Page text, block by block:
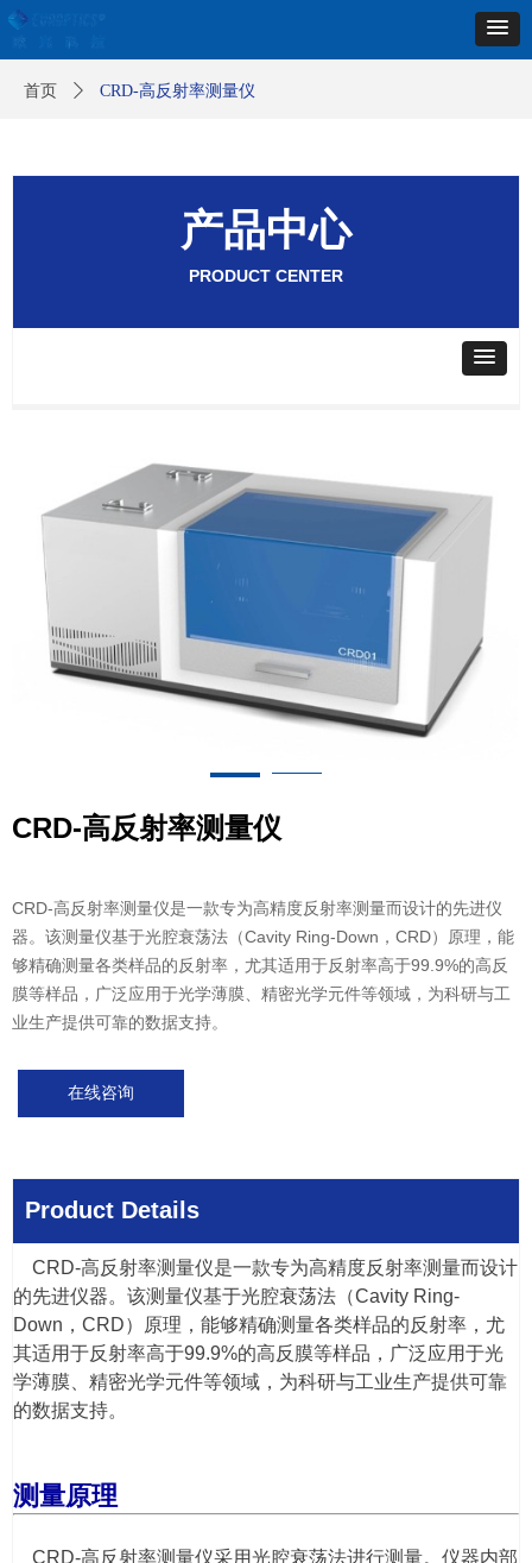
首页 ꄲ CRD-高反射率测量仪
CRD-高反射率测量仪
CRD-高反射率测量仪是一款专为高精度反射率测量而设计的先进仪
器。该测量仪基于光腔衰荡法（Cavity Ring-Down，CRD）原理，能
够精确测量各类样品的反射率，尤其适用于反射率高于99.9%的高反
膜等样品，广泛应用于光学薄膜、精密光学元件等领域，为科研与工
业生产提供可靠的数据支持。
在线咨询
Product Details
CRD-高反射率测量仪是一款专为高精度反射率测量而设计
的先进仪器。该测量仪基于光腔衰荡法（Cavity Ring-
Down，CRD）原理，能够精确测量各类样品的反射率，尤
其适用于反射率高于99.9%的高反膜等样品，广泛应用于光
学薄膜、精密光学元件等领域，为科研与工业生产提供可靠
的数据支持。
测量原理
CRD-高反射率测量仪采用光腔衰荡法进行测量。仪器内部
产品中心
PRODUCT CENTER